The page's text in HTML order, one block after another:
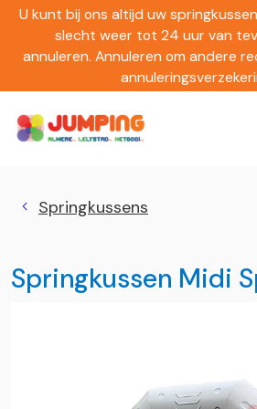
U kunt bij ons altijd uw
slecht weer tot 24 uur van
annuleren. Annuleren om andere
Springkussens
Springkussen Midi